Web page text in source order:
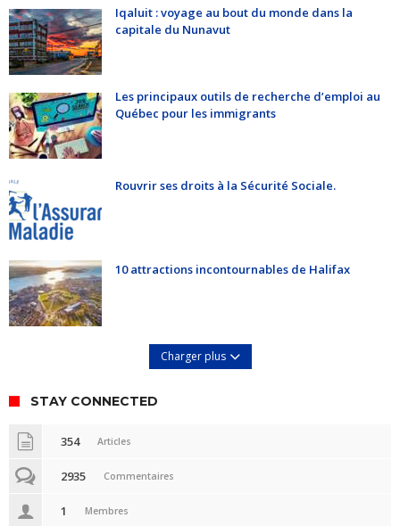
Iqaluit : voyage au bout du monde dans la
capitale du Nunavut
Les principaux outils de recherche d’emploi au
Québec pour les immigrants
Rouvrir ses droits à la Sécurité Sociale.
10 attractions incontournables de Halifax
Charger plus
STAY CONNECTED
354 Articles
2935 Commentaires
1 Membres